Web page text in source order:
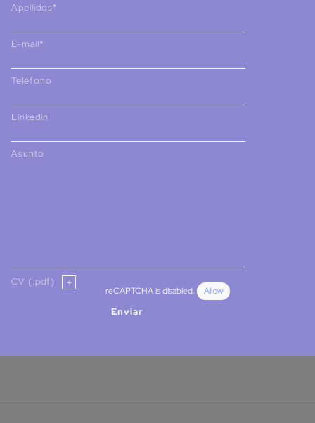
Apellidos*
E-mail*
Teléfono
Linkedin
Asunto
CV (.pdf)
reCAPTCHA is disabled. Allow
Enviar